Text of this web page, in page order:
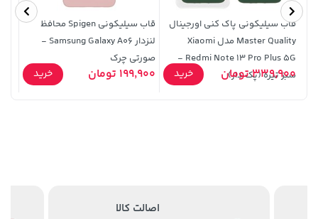
66,980,000 تومان خرید 339,900 تومان خرید
قاب سیلیکونی پاک کنی اورجینال
Master Quality مدل Xiaomi
Redmi Note 13 Pro Plus 5G -
سبز تیره (پک دار)
339,900 تومان خرید
قاب سیلیکونی Spigen محافظ
لنزدار Samsung Galaxy A06 -
صورتی چرک
199,900 تومان خرید
اصالت کالا